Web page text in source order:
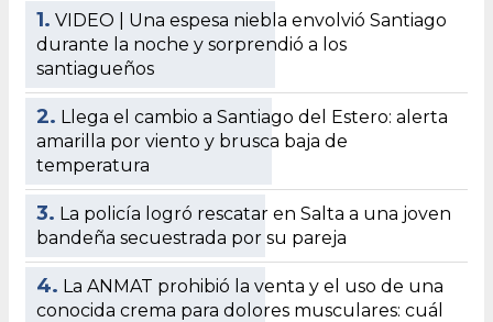
1. VIDEO | Una espesa niebla envolvió Santiago
durante la noche y sorprendió a los
santiagueños
2. Llega el cambio a Santiago del Estero: alerta
amarilla por viento y brusca baja de
temperatura
3. La policía logró rescatar en Salta a una joven
bandeña secuestrada por su pareja
4. La ANMAT prohibió la venta y el uso de una
conocida crema para dolores musculares: cuál